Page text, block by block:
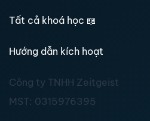
Tất cả khoá học 📖
Hướng dẫn kích hoạt
Công ty TNHH Zeitgeist
MST: 0315976395